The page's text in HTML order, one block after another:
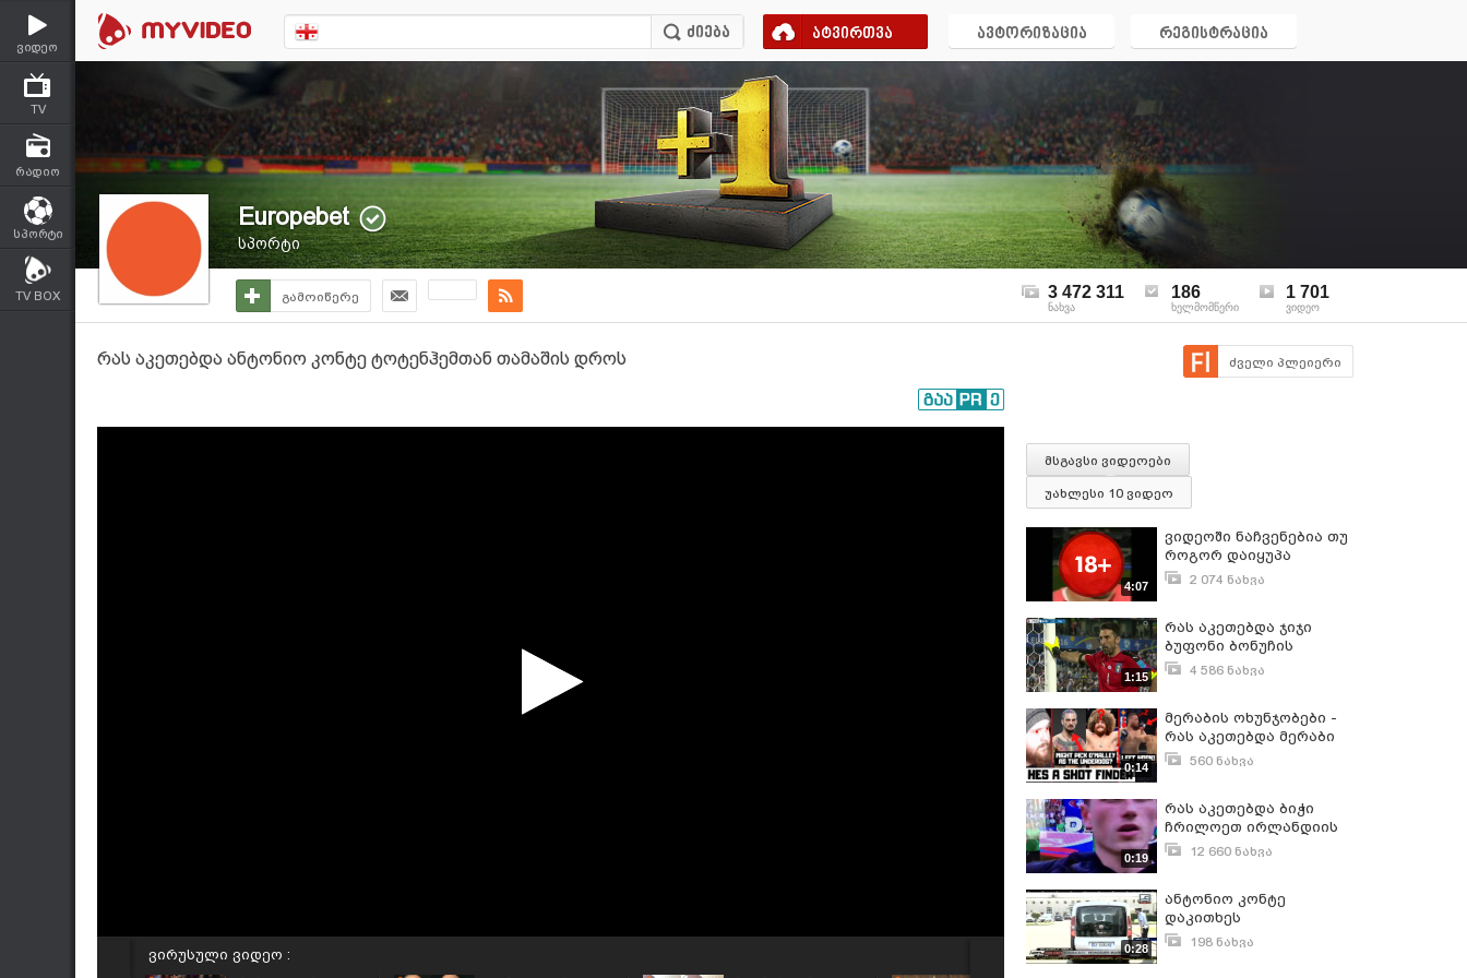
ვიდეო
TV
რადიო
სპორტი
TV BOX
ატვირთვა ავტორიზაცია რეგისტრაცია
Europebet
სპორტი
გამოიწერე 3 472 311
ნახვა
186
ხელმომწერი
1 701
ვიდეო
რას აკეთებდა ანტონიო კონტე ტოტენჰემთან თამაშის დროს ძველი პლეიერი
ვირუსული ვიდეო :
მსგავსი ვიდეოები
უახლესი 10 ვიდეო
4:07
ვიდეოში ნაჩვენებია თუ
როგორ დაიყუპა
სტადიონზე თამაშის
პუერტა. :((
2 074 ნახვა
1:15
რას აკეთებდა ჯიჯი
ბუფონი ბონუჩის
პენალტის დროს
4 586 ნახვა
0:14
მერაბის ოხუნჯობები -
რას აკეთებდა მერაბი
ომალისთან ბრძოლის
560 ნახვა
0:19
რას აკეთებდა ბიჭი
ჩრილოეთ ირლანდიის
ჰიმნის შესრულების
12 660 ნახვა
0:28
ანტონიო კონტე
დაკითხეს
198 ნახვა